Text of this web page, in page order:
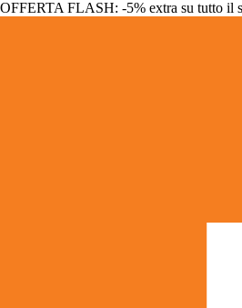
OFFERTA FLASH: -5% extra su tutto il